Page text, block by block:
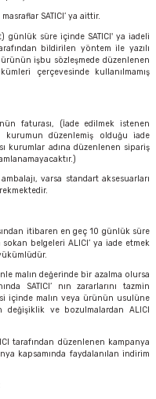
SATICI’ ya aittir.
günlük süre içinde SATICI' ya iadeli
bildirilen yöntem ile yazılı
işbu sözleşmede düzenlenen
çerçevesinde kullanılmamış
faturası, (İade edilmek istenen
düzenlemiş olduğu iade
kurumlar adına düzenlenen sipariş
varsa standart aksesuarları
itibaren en geç 10 günlük süre
belgeleri ALICI’ ya iade etmek
malın değerinde bir azalma olursa
SATICI’ nın zararlarını tazmin
içinde malın veya ürünün usulüne
değişiklik ve bozulmalardan ALICI
tarafından düzenlenen kampanya
kapsamında faydalanılan indirim